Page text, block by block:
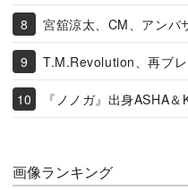
宮舘涼太、CM、アンバ
T.M.Revolution、再ブ
『ノノガ』出身ASHA
画像ランキング